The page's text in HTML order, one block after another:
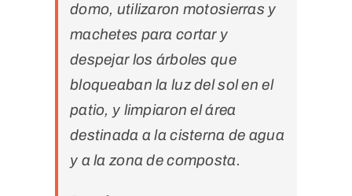
domo, utilizaron motosierras y
machetes para cortar y
despejar los árboles que
bloqueaban la luz del sol en el
patio, y limpiaron el área
destinada a la cisterna de agua
y a la zona de composta.